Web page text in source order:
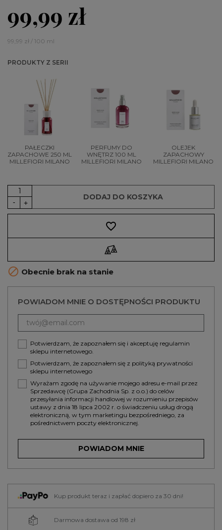
99,99 zł
99,99 zł / 100 ml
PRODUKTY Z SERII
PAŁECZKI
ZAPACHOWE 250 ML
MILLEFIORI MILANO
PERFUMY DO
WNĘTRZ 100 ML
MILLEFIORI MILANO
OLEJEK
ZAPACHOWY
MILLEFIORI MILANO
DODAJ DO KOSZYKA
favorite_border
 Obecnie brak na stanie
POWIADOM MNIE O DOSTĘPNOŚCI PRODUKTU
Potwierdzam, że zapoznałem się i akceptuję regulamin
sklepu internetowego.
Potwierdzam, że zapoznałem się z polityką prywatności
sklepu internetowego
Wyrażam zgodę na używanie mojego adresu e-mail przez
Sprzedawcę (Grupa Zachodnia Sp. z o.o.) do celów
przesyłania informacji handlowej w rozumieniu przepisów
ustawy z dnia 18 lipca 2002 r. o świadczeniu usług drogą
elektroniczną, w tym marketingu bezpośredniego, za
pośrednictwem poczty elektronicznej.
POWIADOM MNIE
Kup produkt teraz i zapłać dopiero za 30 dni!
Darmowa dostawa od 198 zł